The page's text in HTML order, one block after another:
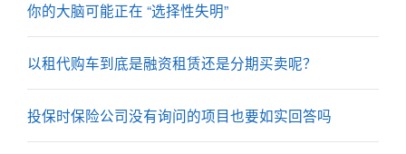
你的大脑可能正在 “选择性失明”
以租代购车到底是融资租赁还是分期买卖呢？
投保时保险公司没有询问的项目也要如实回答吗